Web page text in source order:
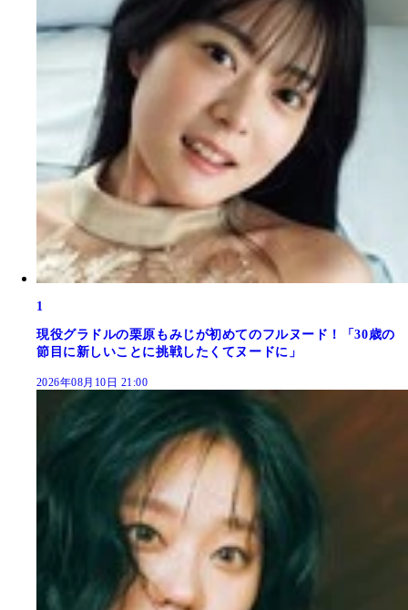
1
現役グラドルの栗原もみじが初めてのフルヌード！「30歳の
節目に新しいことに挑戦したくてヌードに」
2026年08月10日 21:00